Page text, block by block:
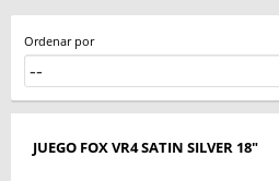
Ordenar por
JUEGO FOX VR4 SATIN SILVER 18"